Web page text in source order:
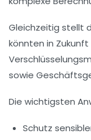
Gleichzeitig stellt
könnten in
sowie
Die wichtigsten
Schutz